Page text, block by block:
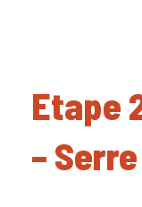
Etape
–